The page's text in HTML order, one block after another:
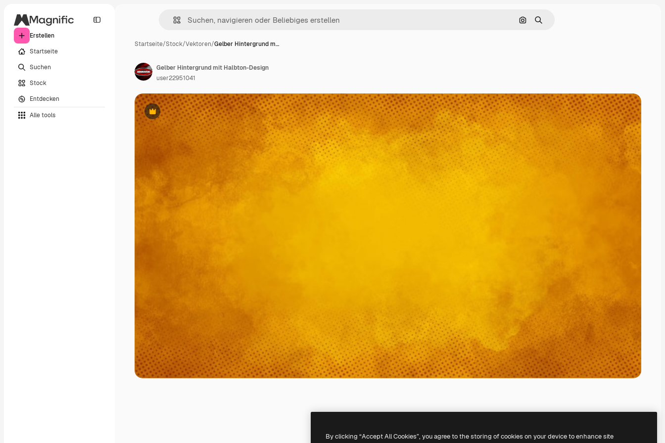
Erstellen
Startseite
Suchen
Stock
Entdecken
Alle tools
Nach Bild suchen
Suchen
Startseite/Stock/Vektoren/Gelber Hintergrund m…
Premium
Gelber Hintergrund mit Halbton-Design
user22951041
By clicking “Accept All Cookies”, you agree to the storing of cookies on your device to enhance site